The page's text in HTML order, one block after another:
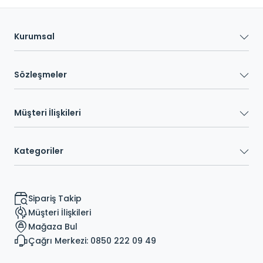
Kurumsal
Sözleşmeler
Müşteri İlişkileri
Kategoriler
Sipariş Takip
Müşteri İlişkileri
Mağaza Bul
Çağrı Merkezi: 0850 222 09 49